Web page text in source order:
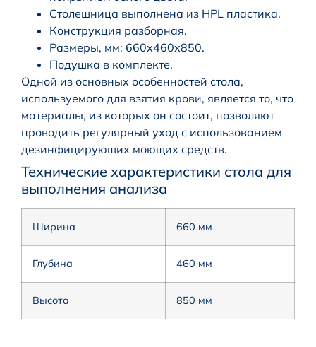
Столешница выполнена из HPL пластика.
Конструкция разборная.
Размеры, мм: 660х460х850.
Подушка в комплекте.
Одной из основных особенностей стола,
используемого для взятия крови, является то, что
материалы, из которых он состоит, позволяют
проводить регулярный уход с использованием
дезинфицирующих моющих средств.
Технические характеристики стола для
выполнения анализа
Ширина 660 мм
Глубина 460 мм
Высота 850 мм